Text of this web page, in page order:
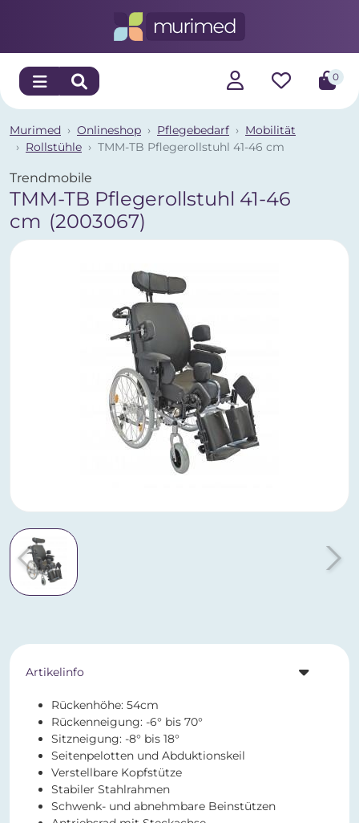
0
Murimed Onlineshop Pflegebedarf
Mobilität
Rollstühle
TMM-TB Pflegerollstuhl 41-46 cm
Trendmobile
TMM-TB Pflegerollstuhl 41-46
cm (2003067)
Artikelinfo
Rückenhöhe: 54cm
Rückenneigung: -6° bis 70°
Sitzneigung: -8° bis 18°
Seitenpelotten und Abduktionskeil
Verstellbare Kopfstütze
Stabiler Stahlrahmen
Schwenk- und abnehmbare Beinstützen